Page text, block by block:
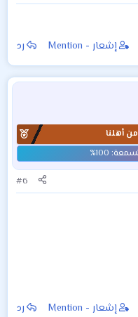
إشعار - Mention رد
من أهلنا
#6
إشعار - Mention رد